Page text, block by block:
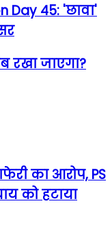
Day 45: 'छावा'
रखा जाएगा?
का आरोप, PS
को हटाया